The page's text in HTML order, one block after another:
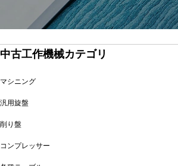
中古工作機械カテゴリ
マシニング
汎用旋盤
削り盤
コンプレッサー